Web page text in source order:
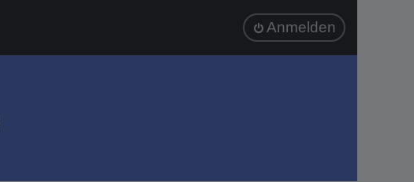
Anmelden